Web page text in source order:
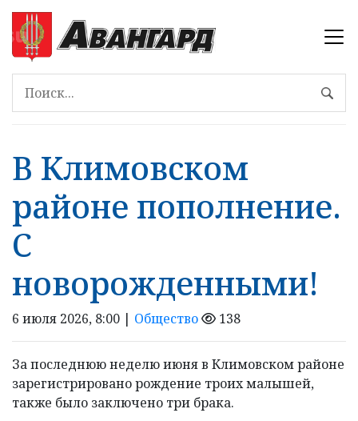
В Климовском
районе пополнение.
С
новорожденными!
6 июля 2026, 8:00 | Общество 138
За последнюю неделю июня в Климовском районе
зарегистрировано рождение троих малышей,
также было заключено три брака.